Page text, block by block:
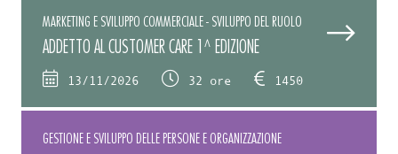
MARKETING E SVILUPPO COMMERCIALE - SVILUPPO DEL RUOLO
ADDETTO AL CUSTOMER CARE 1^ EDIZIONE
13/11/2026 32 ore 1450
GESTIONE E SVILUPPO DELLE PERSONE E ORGANIZZAZIONE